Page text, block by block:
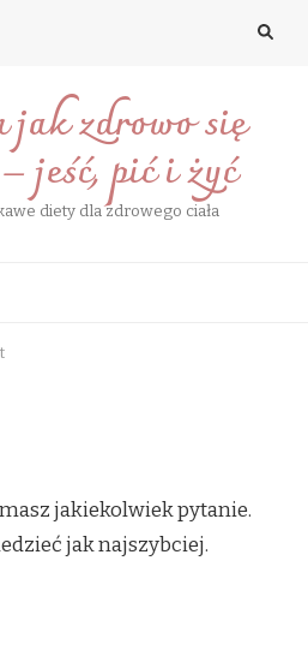
zdrowo się
jeść, pić i żyć
diety dla zdrowego ciała
jakiekolwiek pytanie.
jak najszybciej.